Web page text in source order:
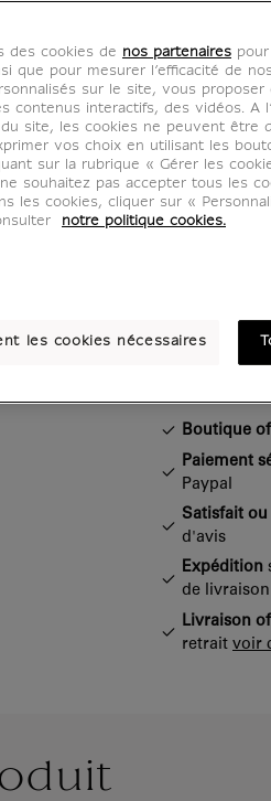
du
IS220023
Pyramide
Architecte
Section fermée
Boutique
Paiement
Paypal
Satisfait
d'avis
Expédition
de livraison
Livraison
retrait voir
des cookies de nos partenaires
que pour mesurer l’efficacité de
sur le site, vous proposer
contenus interactifs, des vidéos. A
site, les cookies ne peuvent être
vos choix en utilisant les
sur la rubrique « Gérer les
souhaitez pas accepter tous les
les cookies, cliquer sur «
notre politique cookies.
les cookies nécessaires